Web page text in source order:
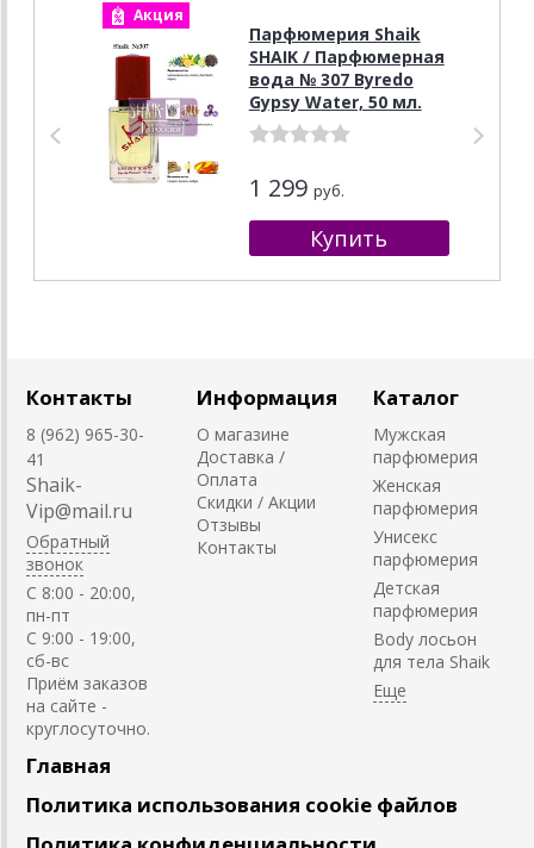
Акция
Парфюмерия Shaik
SHAIK / Парфюмерная
вода № 307 Byredo
Gypsy Water, 50 мл.
1 299 руб.
Контакты
8 (962) 965-30-
41
Shaik-
Vip@mail.ru
Обратный
звонок
C 8:00 - 20:00,
пн-пт
С 9:00 - 19:00,
сб-вс
Приём заказов
на сайте -
круглосуточно.
Информация
О магазине
Доставка /
Оплата
Скидки / Акции
Отзывы
Контакты
Каталог
Мужская
парфюмерия
Женская
парфюмерия
Унисекс
парфюмерия
Детская
парфюмерия
Body лосьон
для тела Shaik
Главная
Политика использования cookie файлов